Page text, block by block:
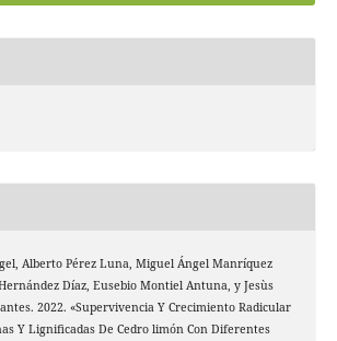
Alberto Pérez Luna, Miguel Ángel Manríquez
Díaz, Eusebio Montiel Antuna, y Jesùs
2022. «Supervivencia Y Crecimiento Radicular
Y Lignificadas De Cedro limón Con Diferentes